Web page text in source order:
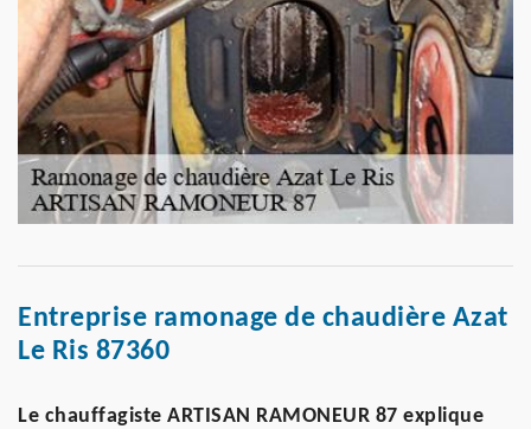
Entreprise ramonage de chaudière Azat
Le Ris 87360
Le chauffagiste ARTISAN RAMONEUR 87 explique